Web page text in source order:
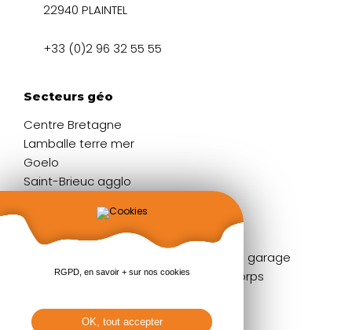
22940 PLAINTEL
+33 (0)2 96 32 55 55
Secteurs géo
Centre Bretagne
Lamballe terre mer
Goelo
Saint-Brieuc agglo
Liens rapides
Portes d'entrée
Baies coulissantes
Portes de garage
Garde-corps
Pergolas
RGPD, en savoir + sur nos cookies
OK, tout accepter